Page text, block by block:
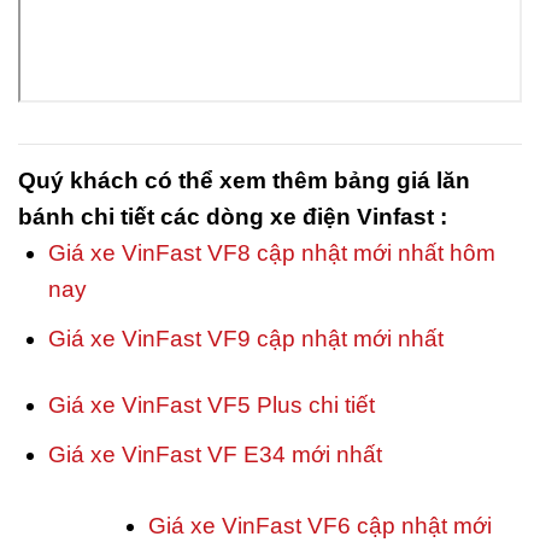
Quý khách có thể xem thêm bảng giá lăn
bánh chi tiết các dòng xe điện Vinfast :
Giá xe VinFast VF8 cập nhật mới nhất hôm
nay
Giá xe VinFast VF9 cập nhật mới nhất
Giá xe VinFast VF5 Plus chi tiết
Giá xe VinFast VF E34 mới nhất
Giá xe VinFast VF6 cập nhật mới